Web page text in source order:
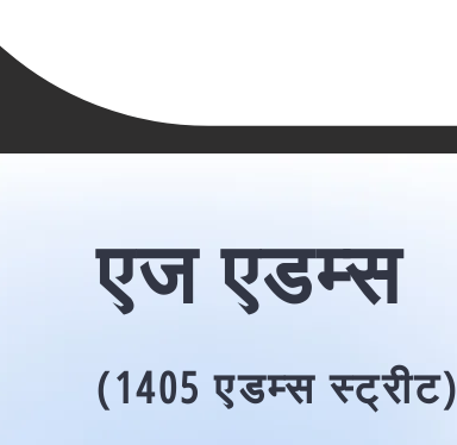
एज एडम्स
(1405 एडम्स स्ट्रीट)